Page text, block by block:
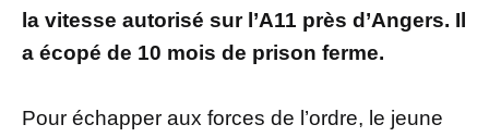
la vitesse autorisé sur l’A11 près d’Angers. Il
a écopé de 10 mois de prison ferme.
Pour échapper aux forces de l’ordre, le jeune